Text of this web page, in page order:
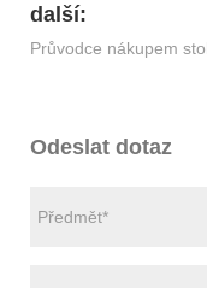
další:
Průvodce nákupem
Odeslat dotaz